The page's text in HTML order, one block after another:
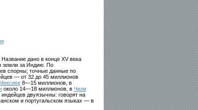
дано в конце XV века
земли за Индию. По
спорны; точные данные по
— от 32 до 45 миллионов
Мексике8—15 миллионов, в
около 14—18 миллионов, в Чили
двуязычны: говорят на
и португальском языках — в